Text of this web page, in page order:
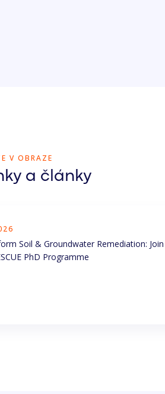
V OBRAZE
a články
Soil & Groundwater Remediation: Join
PhD Programme